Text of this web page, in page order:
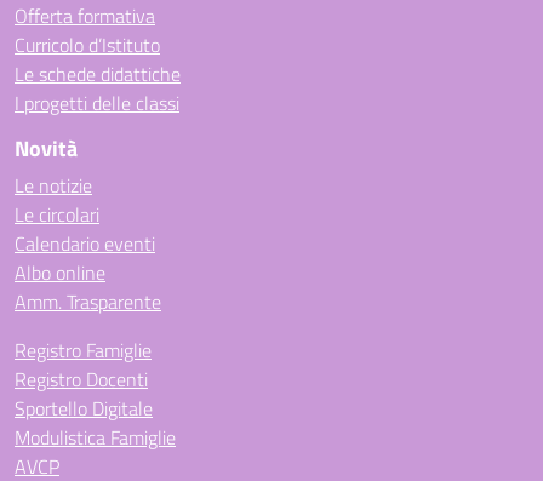
Offerta formativa
Curricolo d’Istituto
Le schede didattiche
I progetti delle classi
Novità
Le notizie
Le circolari
Calendario eventi
Albo online
Amm. Trasparente
Registro Famiglie
Registro Docenti
Sportello Digitale
Modulistica Famiglie
AVCP